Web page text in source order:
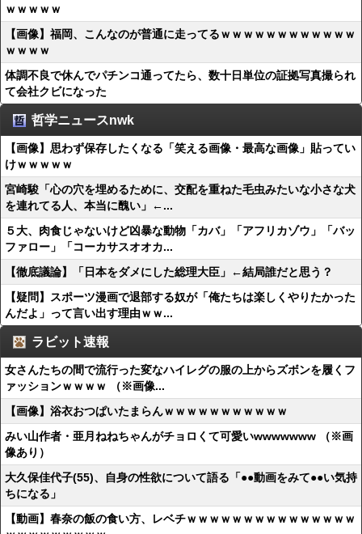
ｗｗｗｗｗ
【画像】福岡、こんなのが普通に走ってるｗｗｗｗｗｗｗｗｗｗｗｗ
ｗｗｗｗ
体調不良で休んでパチンコ通ってたら、数十日単位の証拠写真撮られ
て会社クビになった
哲学ニュースnwk
【画像】思わず保存したくなる「笑える画像・最高な画像」貼ってい
けｗｗｗｗｗ
宮崎駿「心の穴を埋めるために、交配を重ねた毛虫みたいな小さな犬
を連れてる人、本当に醜い」←...
５大、肉食じゃないけど凶暴な動物「カバ」「アフリカゾウ」「バッ
ファロー」「コーカサスオオカ...
【徹底議論】「日本をダメにした総理大臣」←結局誰だと思う？
【疑問】スポーツ漫画で退部する奴が「俺たちは楽しくやりたかった
んだよ」って言い出す理由ｗｗ...
ラビット速報
女さんたちの間で流行った変なハイレグの服の上からズボンを履くフ
ァッションｗｗｗｗ （※画像...
【画像】浴衣おつぱいたまらんｗｗｗｗｗｗｗｗｗｗｗ
みい山作者・亜月ねねちゃんがチョロくて可愛いwwwwwww （※画
像あり）
大久保佳代子(55)、自身の性欲について語る「●●動画をみて●●い気持
ちになる」
【動画】春奈の飯の食い方、レベチｗｗｗｗｗｗｗｗｗｗｗｗｗｗｗ